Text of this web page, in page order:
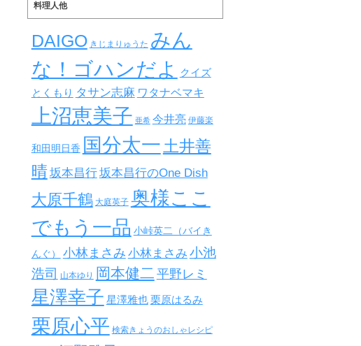
料理人他
DAIGO きじまりゅうた みん
な！ゴハンだよ
クイズ
とくもり タサン志麻 ワタナベマキ
上沼恵美子 亜希 今井亮 伊藤楽
和田明日香 国分太一土井善
晴坂本昌行坂本昌行のOne Dish
大原千鶴 大庭英子 奥様ここ
でもう一品 小峠英二（バイき
んぐ） 小林まさみ 小林まさみ 小池
浩司 山本ゆり 岡本健二 平野レミ
星澤幸子 星澤雅也 栗原はるみ
栗原心平 検索きょうのおしゃレシピ